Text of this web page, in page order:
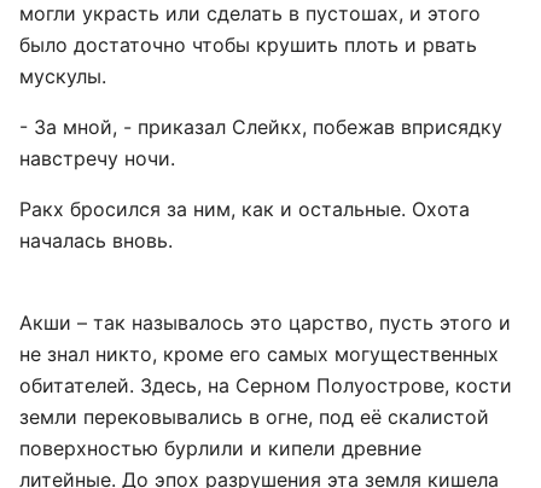
могли украсть или сделать в пустошах, и этого
было достаточно чтобы крушить плоть и рвать
мускулы.
- За мной, - приказал Слейкх, побежав вприсядку
навстречу ночи.
Ракх бросился за ним, как и остальные. Охота
началась вновь.
Акши – так называлось это царство, пусть этого и
не знал никто, кроме его самых могущественных
обитателей. Здесь, на Серном Полуострове, кости
земли перековывались в огне, под её скалистой
поверхностью бурлили и кипели древние
литейные. До эпох разрушения эта земля кишела